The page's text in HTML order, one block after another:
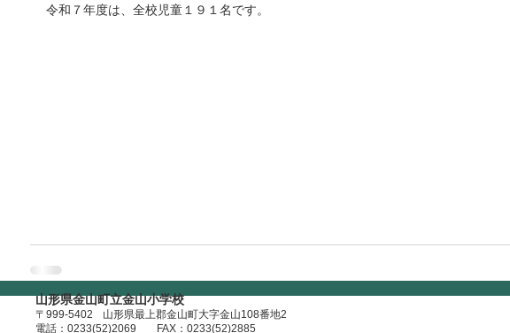
令和７年度は、全校児童１９１名です。
山形県金山町立金山小学校
〒999-5402
山形県最上郡金山町大字金山108番地2​
​電話：0233(52)2069
FAX：0233(52)2885